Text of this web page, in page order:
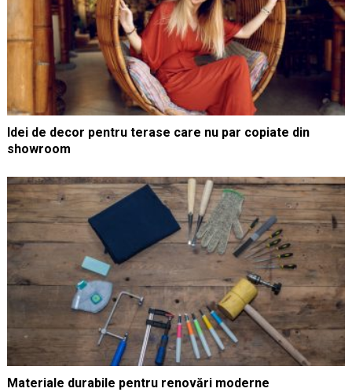
Idei de decor pentru terase care nu par copiate din
showroom
Materiale durabile pentru renovări moderne